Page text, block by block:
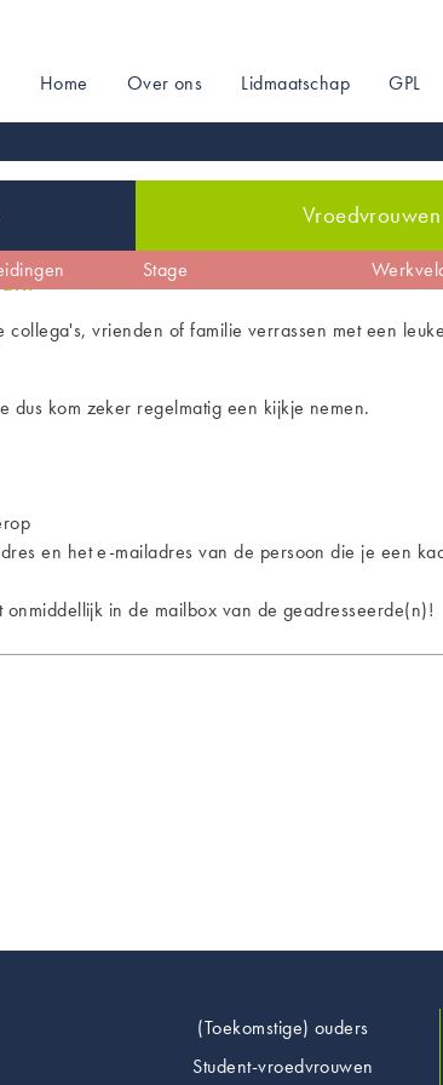
Main
navigation
Home Over ons Lidmaatschap GPL
Zwangerschap Arbeid &
Vroedvrouwen
en code Stage
vrienden of familie verrassen met een
dus kom zeker regelmatig een kijkje nemen.
en het e-mailadres van de persoon die je een
in de mailbox van de geadresseerde(n)!
Footer(Toekomstige) ouders
Student-vroedvrouwen